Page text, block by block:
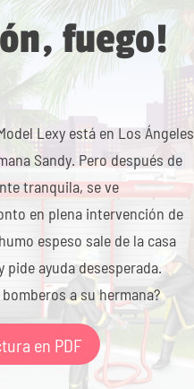
fuego!
Lexy está en Los Ángeles
Sandy. Pero después de
tranquila, se ve
en plena intervención de
espeso sale de la casa
pide ayuda desesperada.
a su hermana?
en PDF